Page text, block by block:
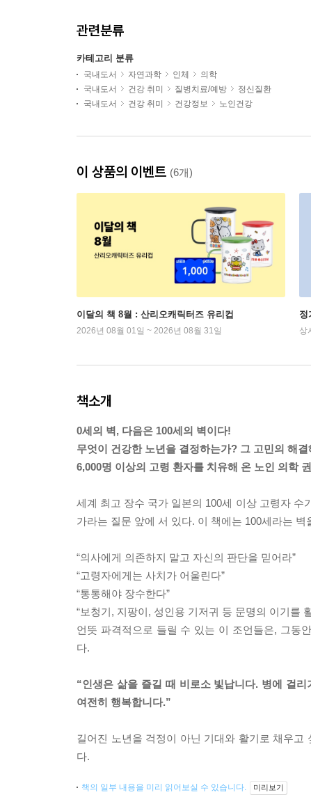
관련분류
카테고리 분류
국내도서 자연과학 인체
의학
국내도서
건강 취미 질병치료/예방
정신질환
국내도서
건강 취미 건강정보 노인건강
이 상품의 이벤트 (6개)
이달의 책 8월 : 산리오캐릭터즈 유리컵
2026년 08월 01일 ~ 2026년 08월 31일
정
상
책소개
0세의 벽, 다음은 100세의 벽이다!
무엇이 건강한 노년을 결정하는가? 그 고민의 해
6,000명 이상의 고령 환자를 치유해 온 노인 의학
세계 최고 장수 국가 일본의 100세 이상 고령자
가라는 질문 앞에 서 있다. 이 책에는 100세라는
“의사에게 의존하지 말고 자신의 판단을 믿어라”
“고령자에게는 사치가 어울린다”
“통통해야 장수한다”
“보청기, 지팡이, 성인용 기저귀 등 문명의 이기를
언뜻 파격적으로 들릴 수 있는 이 조언들은, 그동
다.
“인생은 삶을 즐길 때 비로소 빛납니다. 병에 걸
여전히 행복합니다.”
길어진 노년을 걱정이 아닌 기대와 활기로 채우
다.
책의 일부 내용을 미리 읽어보실 수 있습니다. 미리보기